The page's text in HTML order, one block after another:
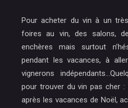
Pour acheter du vin à un
foires au vin, des salons,
enchères mais surtout
pendant les vacances, à
vignerons
pour trouver du vin pas cher
après les vacances de Noël,